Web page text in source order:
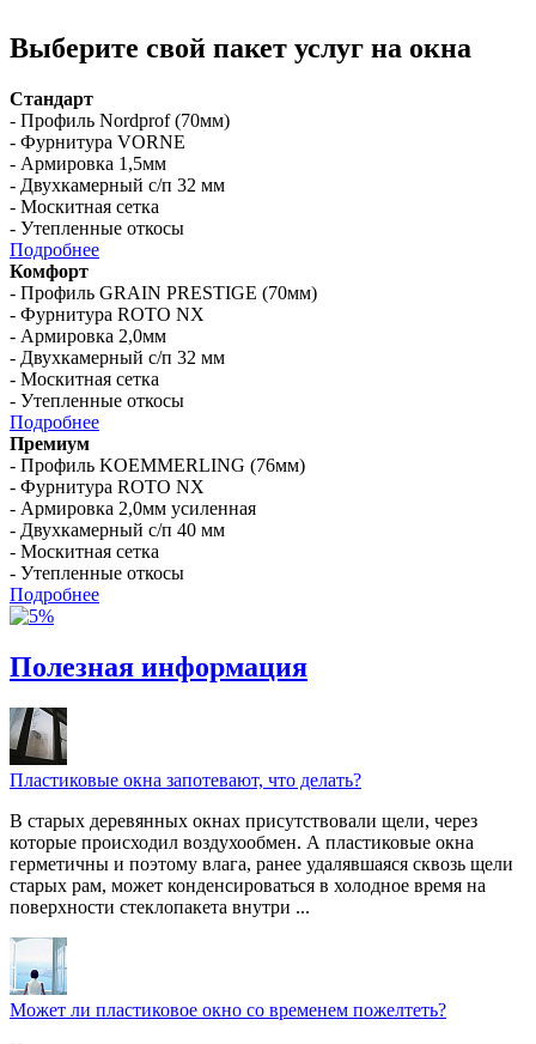
Выберите свой пакет услуг на окна
Стандарт
- Профиль Nordprof (70мм)
- Фурнитура VORNE
- Армировка 1,5мм
- Двухкамерный с/п 32 мм
- Москитная сетка
- Утепленные откосы
Подробнее
Комфорт
- Профиль GRAIN PRESTIGE (70мм)
- Фурнитура ROTO NX
- Армировка 2,0мм
- Двухкамерный с/п 32 мм
- Москитная сетка
- Утепленные откосы
Подробнее
Премиум
- Профиль KOEMMERLING (76мм)
- Фурнитура ROTO NX
- Армировка 2,0мм усиленная
- Двухкамерный с/п 40 мм
- Москитная сетка
- Утепленные откосы
Подробнее
Полезная информация
Пластиковые окна запотевают, что делать?
В старых деревянных окнах присутствовали щели, через
которые происходил воздухообмен. А пластиковые окна
герметичны и поэтому влага, ранее удалявшаяся сквозь щели
старых рам, может конденсироваться в холодное время на
поверхности стеклопакета внутри ...
Может ли пластиковое окно со временем пожелтеть?